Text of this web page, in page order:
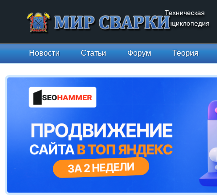
Техническая
энциклопедия
Новости Статьи Форум Теория